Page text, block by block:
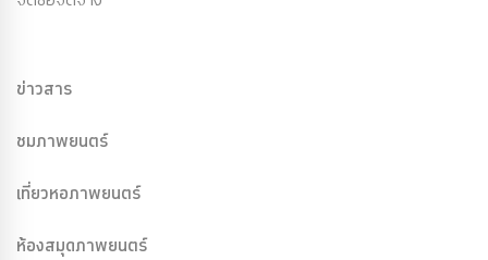
ข่าวสาร
ชมภาพยนตร์
เที่ยวหอภาพยนตร์
ห้องสมุดภาพยนตร์